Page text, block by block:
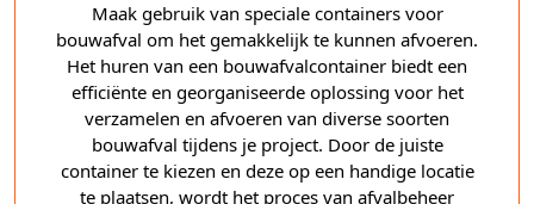
Maak gebruik van speciale containers voor
bouwafval om het gemakkelijk te kunnen afvoeren.
Het huren van een bouwafvalcontainer biedt een
efficiënte en georganiseerde oplossing voor het
verzamelen en afvoeren van diverse soorten
bouwafval tijdens je project. Door de juiste
container te kiezen en deze op een handige locatie
te plaatsen, wordt het proces van afvalbeheer